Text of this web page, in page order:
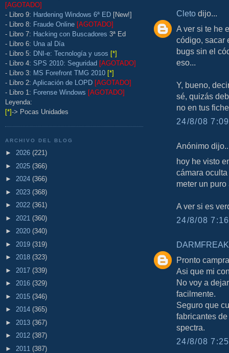
[AGOTADO]
- Libro 9: Hardening Windows 6ª ED [New!]
- Libro 8: Fraude Online [AGOTADO]
- Libro 7: Hacking con Buscadores 3ª Ed
- Libro 6: Una al Día
- Libro 5: DNI-e: Tecnología y usos [*]
- Libro 4: SPS 2010: Seguridad [AGOTADO]
- Libro 3: MS Forefront TMG 2010 [*]
- Libro 2: Aplicación de LOPD [AGOTADO]
- Libro 1: Forense Windows [AGOTADO]
Leyenda:
[*]-> Pocas Unidades
ARCHIVO DEL BLOG
► 2026 (221)
► 2025 (366)
► 2024 (366)
► 2023 (368)
► 2022 (361)
► 2021 (360)
► 2020 (340)
► 2019 (319)
► 2018 (323)
► 2017 (339)
► 2016 (329)
► 2015 (346)
► 2014 (365)
► 2013 (367)
► 2012 (387)
► 2011 (387)
Cleto dijo...
A ver si te he
código, sacar
bugs sin el
eso...
Y, bueno,
sé, quizás
no en tus
24/8/08
Anónimo
hoy he visto
cámara
meter un
A ver si es
24/8/08
DARMFREAK
Pronto
Asi que mi
No voy a
facilmente.
Seguro que
fabricantes
spectra.
24/8/08